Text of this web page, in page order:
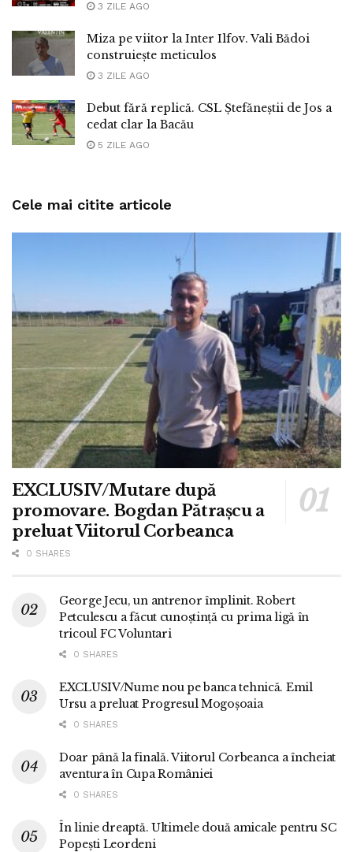
3 ZILE AGO
Miza pe viitor la Inter Ilfov. Vali Bădoi
construiește meticulos
3 ZILE AGO
Debut fără replică. CSL Ștefăneștii de Jos a
cedat clar la Bacău
5 ZILE AGO
Cele mai citite articole
EXCLUSIV/Mutare după
promovare. Bogdan Pătrașcu a
preluat Viitorul Corbeanca
0 SHARES
George Jecu, un antrenor împlinit. Robert
Petculescu a făcut cunoștință cu prima ligă în
tricoul FC Voluntari
0 SHARES
EXCLUSIV/Nume nou pe banca tehnică. Emil
Ursu a preluat Progresul Mogoșoaia
0 SHARES
Doar până la finală. Viitorul Corbeanca a încheiat
aventura în Cupa României
0 SHARES
În linie dreaptă. Ultimele două amicale pentru SC
Popești Leordeni